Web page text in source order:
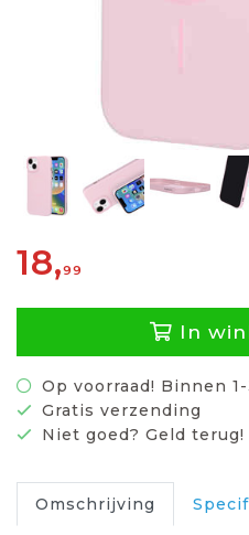
18,99
In
Op voorraad! Binnen
Gratis verzending
Niet goed? Geld terug!
Omschrijving